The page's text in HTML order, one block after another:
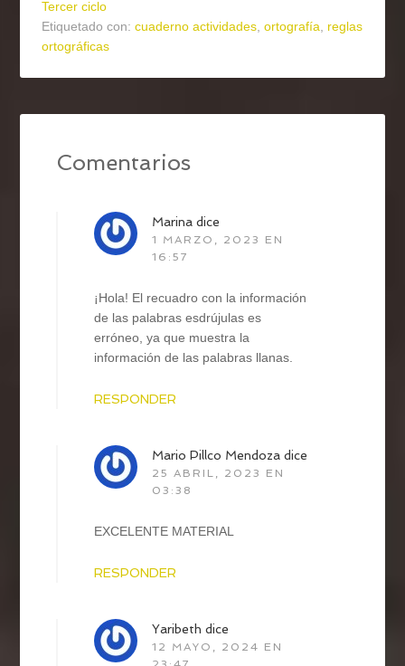
Tercer ciclo
Etiquetado con:cuaderno actividades ,ortografía
reglas
ortográficas
Comentarios
Marina dice
1 MARZO, 2023 EN
16:57
¡Hola! El recuadro con la información
de las palabras esdrújulas es
erróneo, ya que muestra la
información de las palabras llanas.
RESPONDER
Mario Pillco Mendoza dice
25 ABRIL, 2023 EN
03:38
EXCELENTE MATERIAL
RESPONDER
Yaribeth dice
12 MAYO, 2024 EN